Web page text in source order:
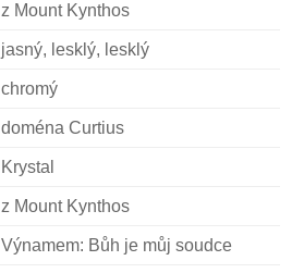
z Mount Kynthos
jasný, lesklý, lesklý
chromý
doména Curtius
Krystal
z Mount Kynthos
Výnamem: Bůh je můj soudce